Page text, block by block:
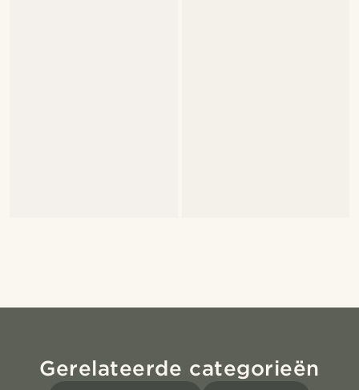
Gerelateerde categorieën